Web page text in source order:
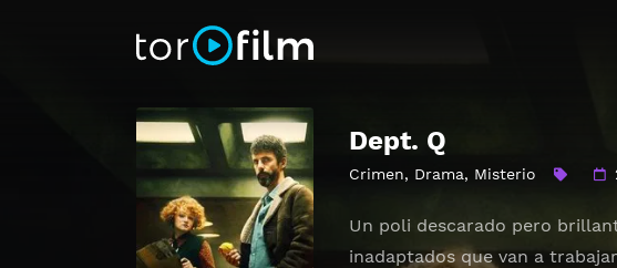
Dept. Q
Crimen, Drama, Misterio
Un poli descarado pero
inadaptados que van a